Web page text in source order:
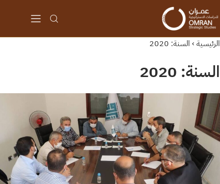
الرئيسية › السنة: 2020
السنة: 2020